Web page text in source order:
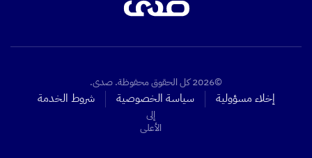
©2026 كل الحقوق محفوظة. صدى.
إخلاء مسؤولية سياسة الخصوصية شروط الخدمة
إلى
الأعلى